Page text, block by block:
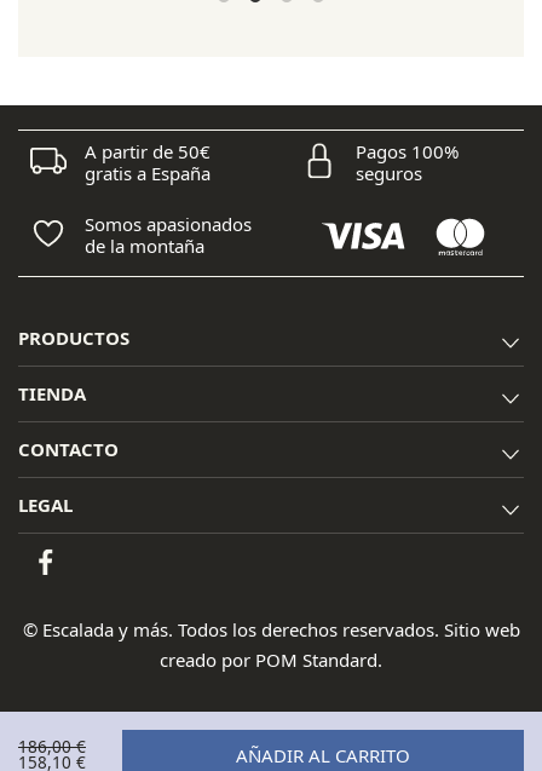
186,00€
El
158,10 € AÑADIR AL CARRITO
A partir de 50€
gratis a España
Pagos 100%
seguros
Somos apasionados
de la montaña
PRODUCTOS
TIENDA
CONTACTO
LEGAL
© Escalada y más. Todos los derechos reservados. Sitio web
creado por POM Standard.